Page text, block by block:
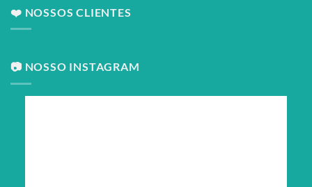
❤️ NOSSOS CLIENTES
📷 NOSSO INSTAGRAM